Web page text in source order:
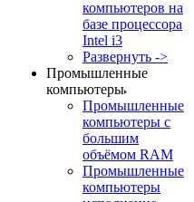
компьютеров на
базе процессора
Intel i3
Развернуть ->
Промышленные
компьютеры
Промышленные
компьютеры с
большим
объёмом RAM
Промышленные
компьютеры